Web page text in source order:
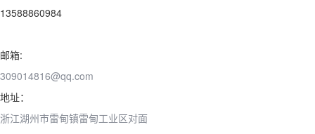
13588860984
邮箱:
309014816@qq.com
地址：
浙江湖州市雷甸镇雷甸工业区对面